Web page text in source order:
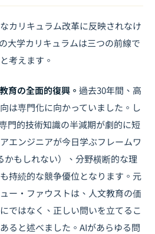
カリキュラム改革に反映されなけ
大学カリキュラムは三つの前線で
考えます。
育の全面的復興。 過去30年間、高
は専門化に向かっていました。し
門的技術知識の半減期が劇的に短
エンジニアが今日学ぶフレームワ
かもしれない）、分野横断的な理
持続的な競争優位となります。元
ー・ファウストは、人文教育の価
ではなく、正しい問いを立てるこ
ると述べました。AIがあらゆる問